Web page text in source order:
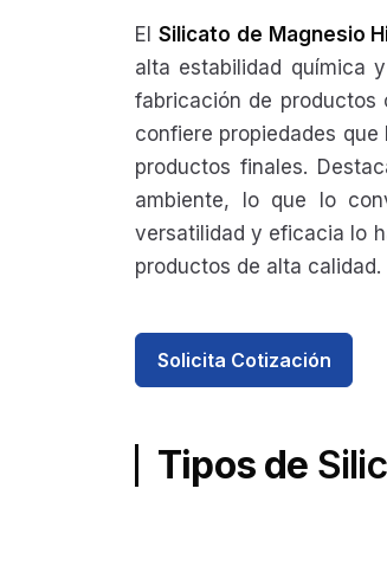
El Silicato de Magnesio
alta estabilidad química
fabricación de productos
confiere propiedades
productos finales.
ambiente, lo que lo
versatilidad y eficacia lo
productos de alta calidad.
Solicita Cotización
Tipos de